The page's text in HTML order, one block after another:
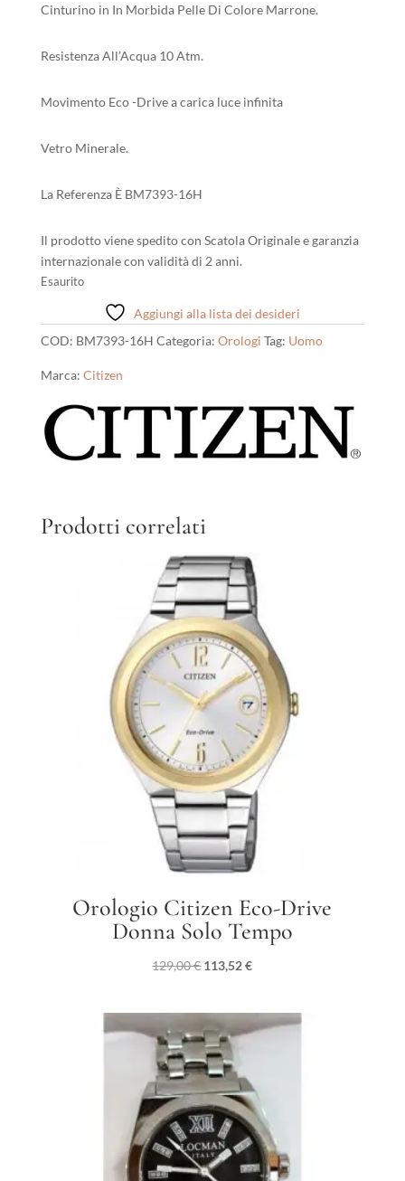
Cinturino in In Morbida Pelle Di Colore Marrone.
Resistenza All’Acqua 10 Atm.
Movimento Eco -Drive a carica luce infinita
Vetro Minerale.
La Referenza È BM7393-16H
Il prodotto viene spedito con Scatola Originale e garanzia
internazionale con validità di 2 anni.
Esaurito
Aggiungi alla lista dei desideri
COD: BM7393-16H Categoria: Orologi Tag: Uomo
Marca: Citizen
Prodotti correlati
Orologio Citizen Eco-Drive
Donna Solo Tempo
129,00€ Il
era:
129,00 €.
113,52€Il
è: